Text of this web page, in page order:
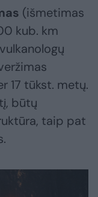
(išmetimas
kub. km
17 tūkst. metų.
būtų
taip pat